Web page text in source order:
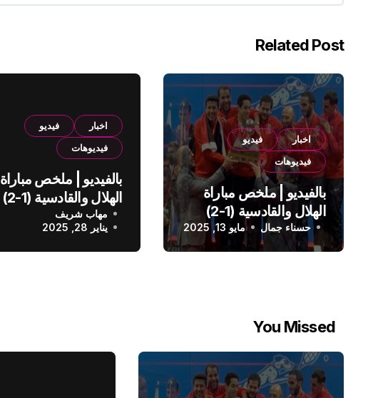
Related Post
اخبار
فيديو
فيديوهات
بالفيديو | ملخص مباراة
الهلال والقادسية (1-2)
الدوري السعودي
حسناء جمال مايو 13, 2025
اخبار
فيديو
فيديوهات
بالفيديو | ملخص مباراة
الهلال والقادسية (1-2)
الدوري السعودي
مهاب شريف
يناير 28, 2025
You Missed